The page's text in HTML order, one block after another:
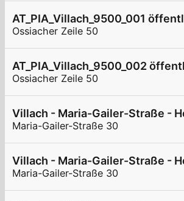
AT_PIA_Villach_9500_001
Ossiacher Zeile 50
AT_PIA_Villach_9500_002
Ossiacher Zeile 50
Villach - Maria-Gailer-Straße -
Maria-Gailer-Straße 30
Villach - Maria-Gailer-Straße -
Maria-Gailer-Straße 30